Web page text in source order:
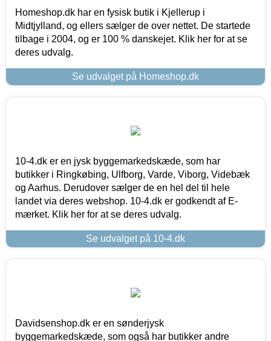
Homeshop.dk har en fysisk butik i Kjellerup i
Midtjylland, og ellers sælger de over nettet. De startede
tilbage i 2004, og er 100 % danskejet. Klik her for at se
deres udvalg.
Se udvalget på Homeshop.dk
10-4.dk er en jysk byggemarkedskæde, som har
butikker i Ringkøbing, Ulfborg, Varde, Viborg, Videbæk
og Aarhus. Derudover sælger de en hel del til hele
landet via deres webshop. 10-4.dk er godkendt af E-
mærket. Klik her for at se deres udvalg.
Se udvalget på 10-4.dk
Davidsenshop.dk er en sønderjysk
byggemarkedskæde, som også har butikker andre